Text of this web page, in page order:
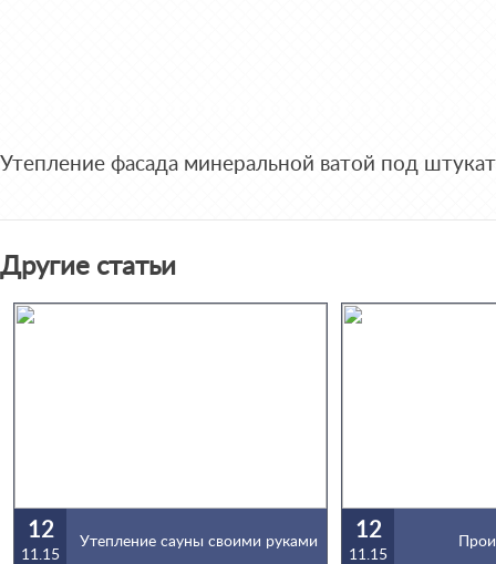
Утепление фасада минеральной ватой под
Другие статьи
12
11.15
Утепление сауны своими руками 12
11.15